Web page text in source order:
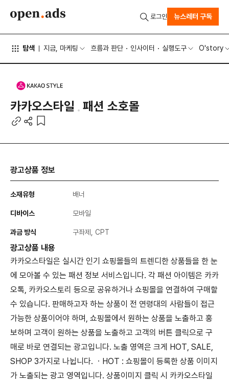
탐색 지금, 마케팅 흐름과 판단 인사이터 실행도구 O'story
로그인 뉴스레터 구독
카카오스타일 패션 소호몰
광고상품 정보
소재유형 배너
디바이스 모바일
과금 방식 구좌제, CPT
광고상품 내용
카카오스타일은 실시간 인기 쇼핑몰들의 트렌디한 상품들을 한 눈
에 모아볼 수 있는 패션 정보 서비스입니다. 각 패션 아이템은 카카
오톡, 카카오스토리 등으로 공유하거나 쇼핑몰을 연결하여 구매할
수 있습니다. 판매하고자 하는 상품이 전 연령대의 사람들이 접근
가능한 상품이어야 하며, 쇼핑몰에서 원하는 상품을 노출하고 홍
보하며 고객이 원하는 상품을 노출하고 고객의 버튼 클릭으로 구
매로 바로 연결되는 광고입니다. 노출 영역은 크게 HOT, SALE,
SHOP 3가지로 나뉩니다. ㆍHOT : 쇼핑몰이 등록한 상품 이미지
가 노출되는 광고 영역입니다. 상품이미지 클릭 시 카카오스타일